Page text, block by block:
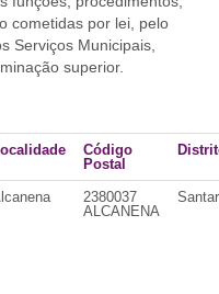
cometidas por lei, pelo
Serviços Municipais,
superior.
Código
Postal
2380037
ALCANENA